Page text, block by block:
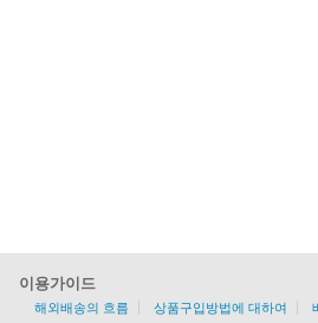
이용가이드
해외배송의 흐름 상품구입방법에 대하여